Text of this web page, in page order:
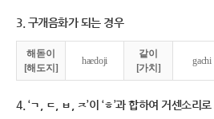
3. 구개음화가 되는 경우
해돋이
[해도지]
haedoji
같이
[가치]
gachi
4. ‘ㄱ, ㄷ, ㅂ, ㅈ’이 ‘ㅎ’과 합하여 거센소리